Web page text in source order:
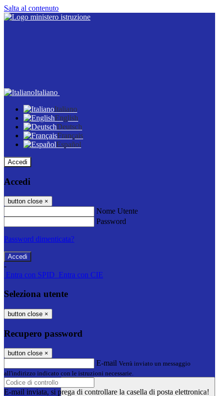
Salta al contenuto
Italiano
Italiano
English
Deutsch
Français
Español
Accedi
Accedi
button close ×
Nome Utente
Password
Password dimenticata?
-
Entra con SPID Entra con CIE
Seleziona utente
button close ×
Recupero password
button close ×
E-mail Verrà inviato un messaggio
all'indirizzo indicato con le istruzioni necessarie.
E-mail inviata, si prega di controllare la casella di posta elettronica!